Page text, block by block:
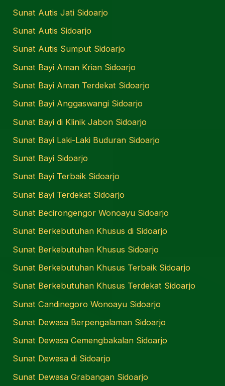
Sunat Autis Jati Sidoarjo
Sunat Autis Sidoarjo
Sunat Autis Sumput Sidoarjo
Sunat Bayi Aman Krian Sidoarjo
Sunat Bayi Aman Terdekat Sidoarjo
Sunat Bayi Anggaswangi Sidoarjo
Sunat Bayi di Klinik Jabon Sidoarjo
Sunat Bayi Laki-Laki Buduran Sidoarjo
Sunat Bayi Sidoarjo
Sunat Bayi Terbaik Sidoarjo
Sunat Bayi Terdekat Sidoarjo
Sunat Becirongengor Wonoayu Sidoarjo
Sunat Berkebutuhan Khusus di Sidoarjo
Sunat Berkebutuhan Khusus Sidoarjo
Sunat Berkebutuhan Khusus Terbaik Sidoarjo
Sunat Berkebutuhan Khusus Terdekat Sidoarjo
Sunat Candinegoro Wonoayu Sidoarjo
Sunat Dewasa Berpengalaman Sidoarjo
Sunat Dewasa Cemengbakalan Sidoarjo
Sunat Dewasa di Sidoarjo
Sunat Dewasa Grabangan Sidoarjo